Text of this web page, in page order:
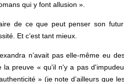
qui y font allusion ».
de ce que peut penser son
Et c’est tant mieux.
n’avait pas elle-même eu
la preuve « qu'il n'y a pas
» (je note d’ailleurs que